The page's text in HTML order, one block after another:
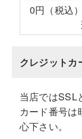
0円（税込
クレジットカ
当店ではSSL
カード番号
心下さい。